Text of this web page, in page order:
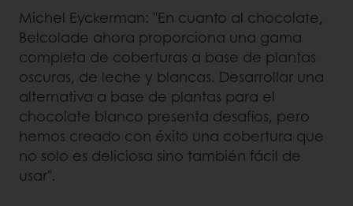
Michel Eyckerman: "En cuanto al chocolate,
Belcolade ahora proporciona una gama
completa de coberturas a base de plantas
oscuras, de leche y blancas. Desarrollar una
alternativa a base de plantas para el
chocolate blanco presenta desafíos, pero
hemos creado con éxito una cobertura que
no solo es deliciosa sino también fácil de
usar".